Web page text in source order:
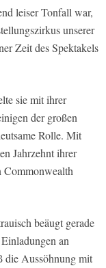
leiser Tonfall war,
unserer
Zeit des Spektakels
sie mit ihrer
der großen
Rolle. Mit
Jahrzehnt ihrer
Commonwealth
beäugt gerade
an
die Aussöhnung mit